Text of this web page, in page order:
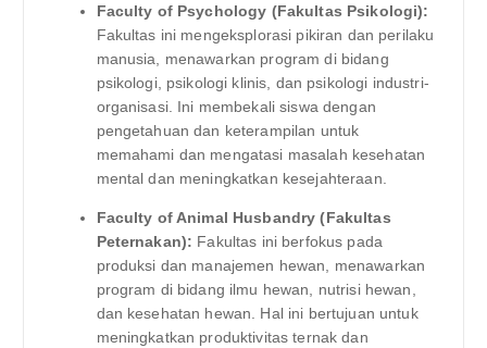
Faculty of Psychology (Fakultas Psikologi):
Fakultas ini mengeksplorasi pikiran dan perilaku
manusia, menawarkan program di bidang
psikologi, psikologi klinis, dan psikologi industri-
organisasi. Ini membekali siswa dengan
pengetahuan dan keterampilan untuk
memahami dan mengatasi masalah kesehatan
mental dan meningkatkan kesejahteraan.
Faculty of Animal Husbandry (Fakultas
Peternakan): Fakultas ini berfokus pada
produksi dan manajemen hewan, menawarkan
program di bidang ilmu hewan, nutrisi hewan,
dan kesehatan hewan. Hal ini bertujuan untuk
meningkatkan produktivitas ternak dan